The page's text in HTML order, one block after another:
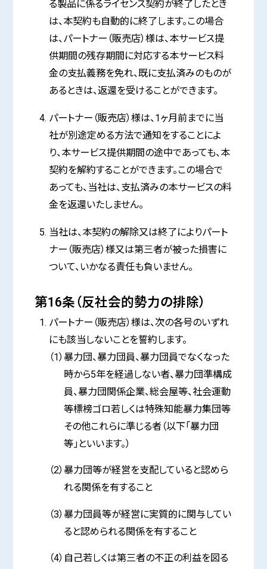
る製品に係るライセンス契約が終了したとき
は、本契約も自動的に終了します。この場合
は、パートナー（販売店）様は、本サービス提
供期間の残存期間に対応する本サービス料
金の支払義務を免れ、既に支払済みのものが
あるときは、返還を受けることができます。
パートナー（販売店）様は、1ヶ月前までに当
社が別途定める方法で通知をすることによ
り、本サービス提供期間の途中であっても、本
契約を解約することができます。この場合で
あっても、当社は、支払済みの本サービスの料
金を返還いたしません。
当社は、本契約の解除又は終了によりパート
ナー（販売店）様又は第三者が被った損害に
ついて、いかなる責任も負いません。
第16条（反社会的勢力の排除）
パートナー（販売店）様は、次の各号のいずれ
にも該当しないことを誓約します。
（1）暴力団、暴力団員、暴力団員でなくなった
時から5年を経過しない者、暴力団準構成
員、暴力団関係企業、総会屋等、社会運動
等標榜ゴロ若しくは特殊知能暴力集団等
その他これらに準じる者（以下「暴力団
等」といいます。）
（2）暴力団等が経営を支配していると認めら
れる関係を有すること
（3）暴力団員等が経営に実質的に関与してい
ると認められる関係を有すること
（4）自己若しくは第三者の不正の利益を図る